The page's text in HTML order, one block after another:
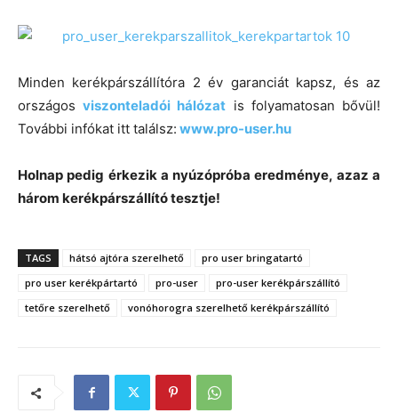
Minden kerékpárszállítóra 2 év garanciát kapsz, és az
országosviszonteladói hálózat is folyamatosan bővül!
További infókat itt találsz: www.pro-user.hu
Holnap pedig érkezik a nyúzópróba eredménye, azaz a
három kerékpárszállító tesztje!
TAGS hátsó ajtóra szerelhető
pro user bringatartó
pro user kerékpártartó
pro-user
pro-user kerékpárszállító
tetőre szerelhető
vonóhorogra szerelhető kerékpárszállító